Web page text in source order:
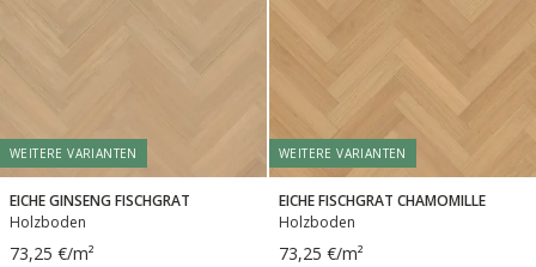
WEITERE VARIANTEN
EICHE GINSENG FISCHGRAT
Holzboden
73,25 €/m²
WEITERE VARIANTEN
EICHE FISCHGRAT CHAMOMILLE
Holzboden
73,25 €/m²